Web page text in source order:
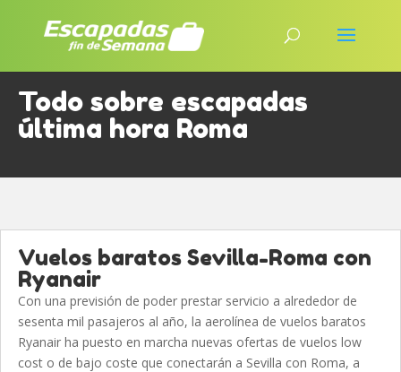
Todo sobre escapadas
última hora Roma
Vuelos baratos Sevilla-Roma con
Ryanair
Con una previsión de poder prestar servicio a alrededor de
sesenta mil pasajeros al año, la aerolínea de vuelos baratos
Ryanair ha puesto en marcha nuevas ofertas de vuelos low
cost o de bajo coste que conectarán a Sevilla con Roma, a